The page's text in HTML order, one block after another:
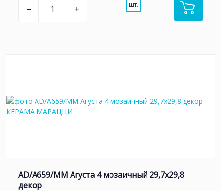
– + шт.
AD/A659/MM Агуста 4 мозаичный 29,7х29,8
декор